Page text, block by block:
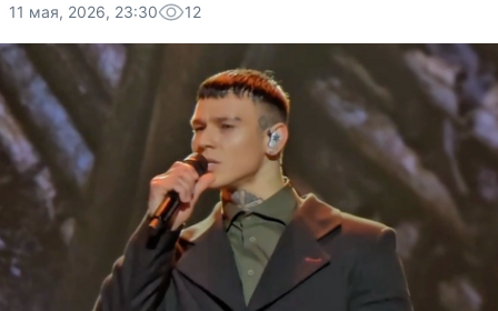
11 мая, 2026, 23:30 12